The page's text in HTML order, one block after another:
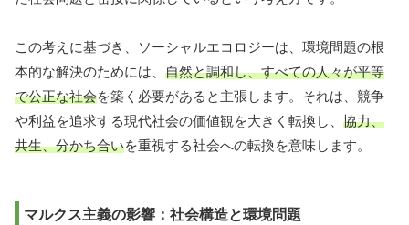
この考えに基づき、ソーシャルエコロジーは、環境問題の根
本的な解決のためには、 自然と調和し、すべての人々が平等
で公正な社会を築く必要があると主張します。それは、競争
や利益を追求する現代社会の価値観を大きく転換し、 協力、
共生、分かち合いを重視する社会への転換を意味します。
マルクス主義の影響：社会構造と環境問題